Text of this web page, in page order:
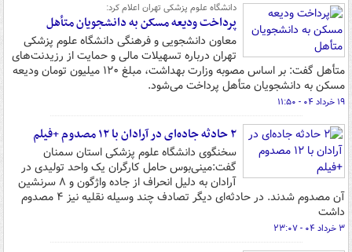
دانشگاه علوم پزشکی تهران اعلام کرد:
پرداخت ودیعه مسکن به دانشجویان متأهل
معاون دانشجویی و فرهنگی دانشگاه علوم پزشکی
تهران درباره تسهیلات مالی و حمایت از رزیدنت‌های
متأهل گفت: بر اساس مصوبه وزارت بهداشت، مبلغ ۱۲۰ میلیون تومان ودیعه
مسکن به دانشجویان متأهل پرداخت می‌شود.
۱۹ خرداد ۰۴ - ۱۱:۵۰
۲ حادثه جاده‌ای در آرادان با ۱۲ مصدوم +فیلم
سخنگوی دانشگاه علوم پزشکی استان سمنان
گفت:مینی‌بوس حامل کارگران یک واحد تولیدی در
آرادان به دلیل انحراف از جاده واژگون و ۸ سرنشین
آن مصدوم شدند. در حادثه‌ای دیگر تصادف چند وسیله نقلیه نیز ۴ مصدوم
داشت
۳ خرداد ۰۴ - ۲۳:۰۷